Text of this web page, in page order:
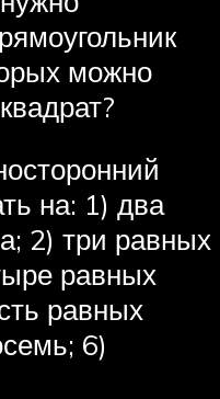
можно
на: 1) два
2) три равных
равных
равных
6)